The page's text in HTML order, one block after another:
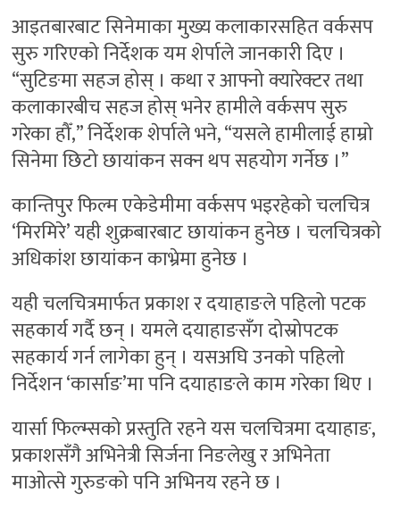
आइतबारबाट सिनेमाका मुख्य कलाकारसहित वर्कसप
सुरु गरिएको निर्देशक यम शेर्पाले जानकारी दिए ।
“सुटिङमा सहज होस् । कथा र आफ्नो क्यारेक्टर तथा
कलाकारबीच सहज होस् भनेर हामीले वर्कसप सुरु
गरेका हौँ,” निर्देशक शेर्पाले भने, “यसले हामीलाई हाम्रो
सिनेमा छिटो छायांकन सक्न थप सहयोग गर्नेछ ।”
कान्तिपुर फिल्म एकेडेमीमा वर्कसप भइरहेको चलचित्र
‘मिरमिरे’ यही शुक्रबारबाट छायांकन हुनेछ । चलचित्रको
अधिकांश छायांकन काभ्रेमा हुनेछ ।
यही चलचित्रमार्फत प्रकाश र दयाहाङले पहिलो पटक
सहकार्य गर्दै छन् । यमले दयाहाङसँग दोस्रोपटक
सहकार्य गर्न लागेका हुन् । यसअघि उनको पहिलो
निर्देशन ‘कार्साङ’मा पनि दयाहाङले काम गरेका थिए ।
यार्सा फिल्म्सको प्रस्तुति रहने यस चलचित्रमा दयाहाङ,
प्रकाशसँगै अभिनेत्री सिर्जना निङलेखु र अभिनेता
माओत्से गुरुङको पनि अभिनय रहने छ ।